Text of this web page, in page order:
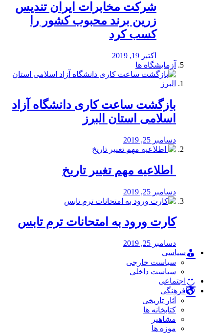
شرکت مخابرات ایران تندیس
زرین برند محبوب کشور را
کسب کرد
اکتبر 19, 2019
آزمایشگاه ها
بازگشت ساعت کاری دانشگاه آزاد
اسلامی استان البرز
دسامبر 25, 2019
️ اطلاعیه مهم تغییر تاریخ
دسامبر 25, 2019
کارت ورود به امتحانات ترم تابس
دسامبر 25, 2019
سیاسی
سیاست خارجی
سیاست داخلی
اجتماعی
فرهنگی
آثار تاریخی
کتابخانه ها
مشاهیر
موزه ها